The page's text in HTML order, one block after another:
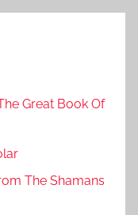
Great Book Of
The Shamans